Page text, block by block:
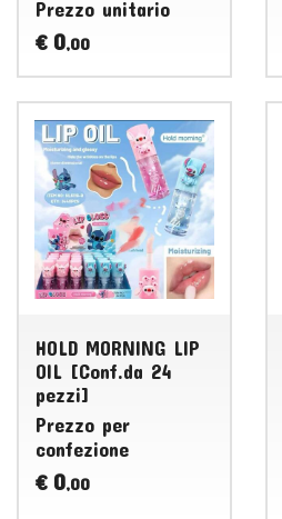
Prezzo unitario
€ 0,00
HOLD MORNING LIP
OIL [Conf.da 24
pezzi]
Prezzo per
confezione
€ 0,00